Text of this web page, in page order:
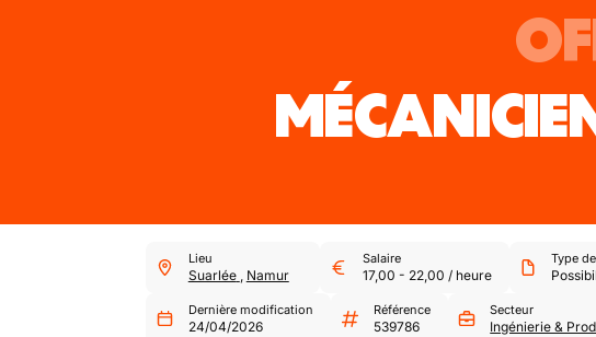
Lieu
Suarlée , Namur
Salaire
17,00 - 22,00 / heure
Type
Dernière modification
24/04/2026
Référence
539786
Secteur
Ingénierie &